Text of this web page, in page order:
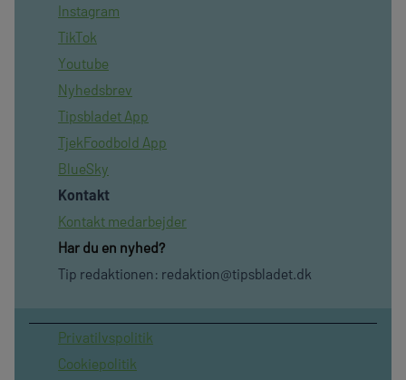
Instagram
TikTok
Youtube
Nyhedsbrev
Tipsbladet App
TjekFoodbold App
BlueSky
Kontakt
Kontakt medarbejder
Har du en nyhed?
Tip redaktionen: redaktion@tipsbladet.dk
Privatilvspolitik
Cookiepolitik